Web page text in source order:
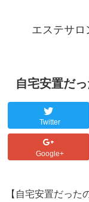
エステサロ
自宅安置だ
Twitter
Google+
【自宅安置だっ